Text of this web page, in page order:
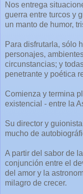
Nos entrega
guerra entre turcos y
un manto de humor,
Para disfrutarla, sólo
personajes,
circunstancias; y
penetrante y poética
Comienza y termina
existencial - entre la
Su director y
mucho de
A partir del sabor de
conjunción entre el
del amor y la
milagro de crecer.